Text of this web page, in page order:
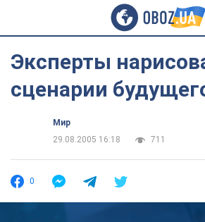
Эксперты
сценарии
Мир
29.08.2005 16:18
711
0